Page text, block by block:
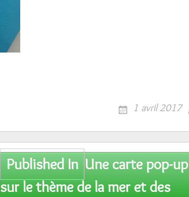
1 avril 2017
Published In Une carte pop-up
sur le thème de la mer et des